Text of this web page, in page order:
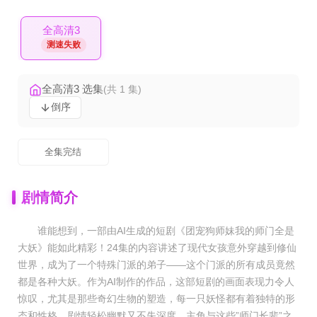
全高清3
测速失败
全高清3 选集(共 1 集)
倒序
全集完结
剧情简介
谁能想到，一部由AI生成的短剧《团宠狗师妹我的师门全是
大妖》能如此精彩！24集的内容讲述了现代女孩意外穿越到修仙
世界，成为了一个特殊门派的弟子——这个门派的所有成员竟然
都是各种大妖。作为AI制作的作品，这部短剧的画面表现力令人
惊叹，尤其是那些奇幻生物的塑造，每一只妖怪都有着独特的形